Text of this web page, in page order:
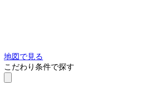
地図で見る
こだわり条件で探す